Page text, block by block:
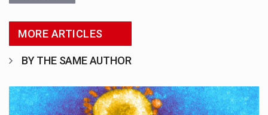
MORE ARTICLES
BY THE SAME AUTHOR